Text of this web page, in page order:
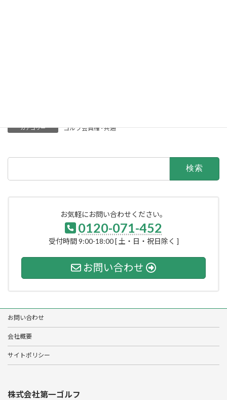
カテゴリー ゴルフ会員権 - 共通
お気軽にお問い合わせください。
0120-071-452
受付時間 9:00-18:00 [ 土・日・祝日除く ]
お問い合わせ
お問い合わせ
会社概要
サイトポリシー
株式会社第一ゴルフ